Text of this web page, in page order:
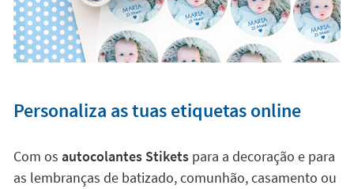
Personaliza as tuas etiquetas online
Com os autocolantes Stiketspara a decoração e para
as lembranças de batizado, comunhão, casamento ou